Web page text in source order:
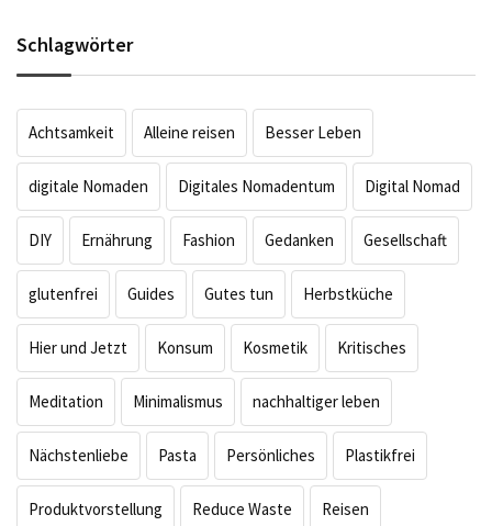
Schlagwörter
Achtsamkeit Alleine reisen Besser Leben
digitale Nomaden Digitales Nomadentum Digital Nomad
DIY Ernährung Fashion Gedanken Gesellschaft
glutenfrei Guides Gutes tun Herbstküche
Hier und Jetzt Konsum Kosmetik Kritisches
Meditation Minimalismus nachhaltiger leben
Nächstenliebe Pasta Persönliches Plastikfrei
Produktvorstellung Reduce Waste Reisen